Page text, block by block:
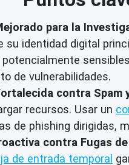
para la
su identidad digital
de vulnerabilidades.
contra Spam
recursos. Usar un
de phishing dirigidas,
contra Fugas
de entrada temporal